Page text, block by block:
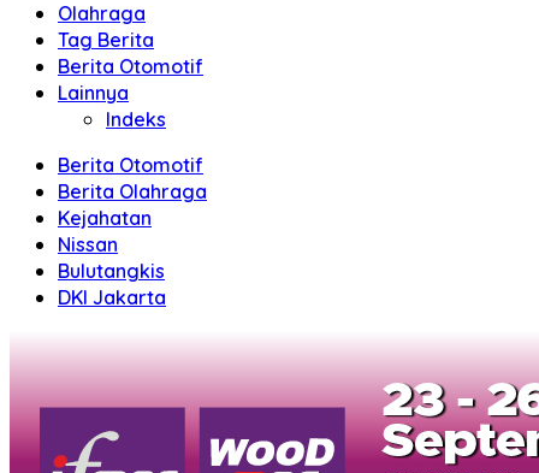
Olahraga
Tag Berita
Berita Otomotif
Lainnya
Indeks
Berita Otomotif
Berita Olahraga
Kejahatan
Nissan
Bulutangkis
DKI Jakarta